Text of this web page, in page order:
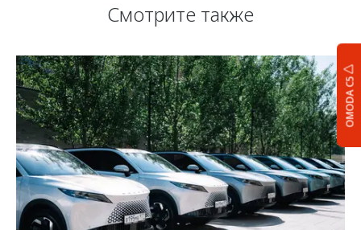
OMODA C5
Смотрите также